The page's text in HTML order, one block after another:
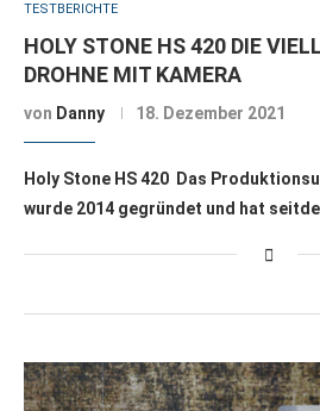
TESTBERICHTE
HOLY STONE HS 420 DIE
DROHNE MIT KAMERA
von Danny 18. Dezember 2021
Holy Stone HS 420 Das
wurde 2014 gegründet und hat